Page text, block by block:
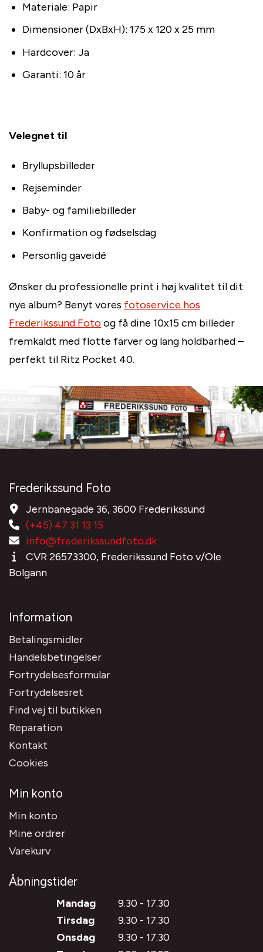
Materiale: Papir
Dimensioner (DxBxH): 175 x 120 x 25 mm
Hardcover: Ja
Garanti: 10 år
Velegnet til
Bryllupsbilleder
Rejseminder
Baby- og familiebilleder
Konfirmation og fødselsdag
Personlig gaveidé
Ønsker du professionelle print i høj kvalitet til dit
nye album? Benyt vores fotoservice hos
Frederikssund Fotoog få dine 10x15 cm billeder
fremkaldt med flotte farver og lang holdbarhed –
perfekt til Ritz Pocket 40.
Frederikssund Foto
Jernbanegade 36, 3600 Frederikssund
(+45) 47 31 13 15
info@frederikssundfoto.dk
CVR 26573300, Frederikssund Foto v/Ole
Bolgann
Information
Betalingsmidler
Handelsbetingelser
Fortrydelsesformular
Fortrydelsesret
Find vej til butikken
Reparation
Kontakt
Cookies
Min konto
Min konto
Mine ordrer
Varekurv
Åbningstider
Mandag
9.30 - 17.30
Tirsdag
9.30 - 17.30
Onsdag
9.30 - 17.30